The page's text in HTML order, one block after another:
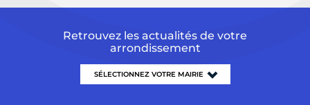
Retrouvez les actualités de votre
arrondissement